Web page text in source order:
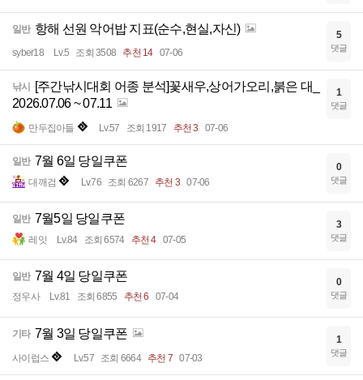
일반 항해 선원 악어밥 지표(순수,현실,자신)
syber18 Lv.5 조회 3508 추천 14 07-06
5
댓글
낚시
[주간낚시대회 어종 분석]꽃새우,상어가오리,붉은 대_
2026.07.06 ~ 07.11
만두집아들 Lv.57 조회 1917 추천 3 07-06
1
댓글
일반 7월 6일 당일쿠폰
대깨검 Lv.76 조회 6267 추천 3 07-06
0
댓글
일반 7월5일 당일쿠폰
레잇 Lv.84 조회 6574 추천 4 07-05
3
댓글
일반 7월 4일 당일쿠폰
정우사 Lv.81 조회 6855 추천 6 07-04
0
댓글
기타 7월 3일 당일쿠폰
사이럽스 Lv.57 조회 6664 추천 7 07-03
1
댓글